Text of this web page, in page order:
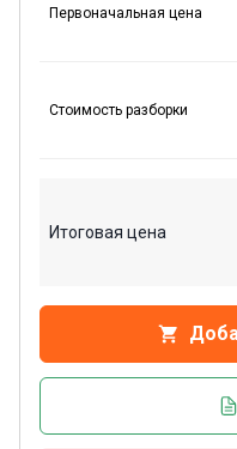
Первоначальная цена
Стоимость разборки
Итоговая цена